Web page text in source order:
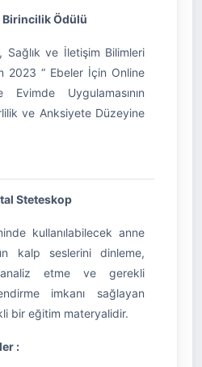
Birincilik Ödülü
Sağlık ve İletişim Bilimleri
2023 “ Ebeler İçin Online
Uygulamasının
ve Anksiyete Düzeyine
Steteskop
kullanılabilecek anne
kalp seslerini dinleme,
etme ve gerekli
imkanı sağlayan
bir eğitim materyalidir.
: